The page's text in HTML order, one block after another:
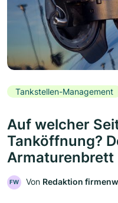
Tankstellen-Management
Auf welcher
Tanköffnung?
Armaturenbrett
FW Von Redaktion